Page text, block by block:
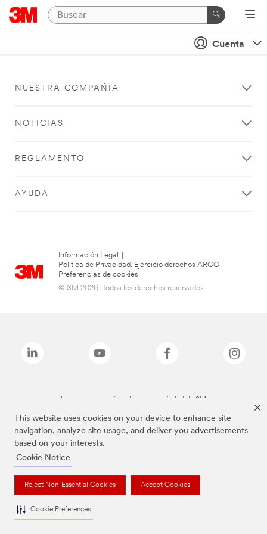
This website uses cookies on your device to enhance site
navigation, analyze site usage, and deliver you advertisements
based on your interests.
Cookie Notice
Reject Non-Essential Cookies Accept Cookies
Cookie Preferences
Cuenta
NUESTRA COMPAÑÍA
NOTICIAS
REGLAMENTO
AYUDA
Información Legal
Política de Privacidad. Ejercicio derechos ARCO
Preferencias de cookies
© 3M 2026. Todos los derechos reservados.
Las marcas mencionadas son propiedad de 3M